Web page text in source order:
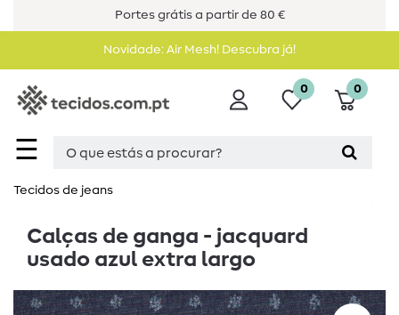
Portes grátis a partir de 80 €
Novidade: Air Mesh! Descubra já!
☰
0 0
Tecidos de jeans
Calças de ganga - jacquard
usado azul extra largo